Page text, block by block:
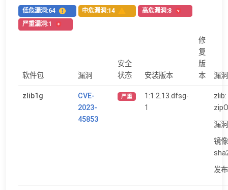
低危漏洞:64 中危漏洞:14
高危漏洞:8
严重漏洞:1
软件包 漏洞
安全
状态
安装版本
修
复
版
本
漏
zlib1g
CVE-
2023-
45853
严重
1:1.2.13.dfsg-
1
漏
镜
发